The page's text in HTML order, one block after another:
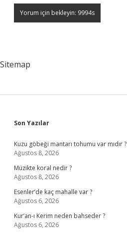
Sitemap
Sidebar
Son Yazılar
Kuzu göbeği mantarı tohumu var mıdır ?
Ağustos 8, 2026
Müzikte koral nedir ?
Ağustos 8, 2026
Esenler’de kaç mahalle var ?
Ağustos 6, 2026
Kur’an-ı Kerim neden bahseder ?
Ağustos 6, 2026